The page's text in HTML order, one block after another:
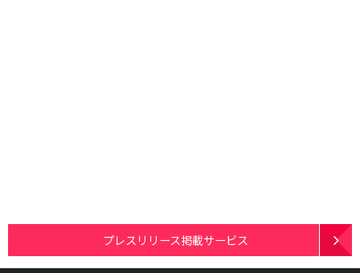
プレスリリース掲載サービス